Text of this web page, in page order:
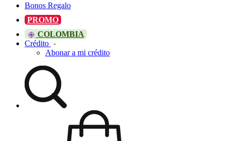
Bonos Regalo
PROMO
COLOMBIA
Crédito
Abonar a mi crédito